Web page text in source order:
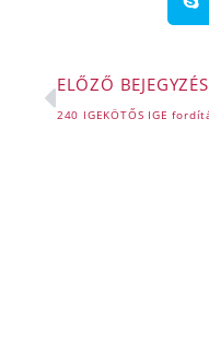
ELŐZŐ BEJEGYZÉS